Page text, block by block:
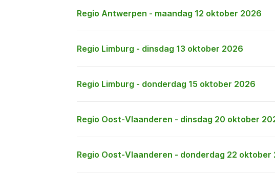
Regio Antwerpen - maandag 12 oktober 2026
Regio Limburg - dinsdag 13 oktober 2026
Regio Limburg - donderdag 15 oktober 2026
Regio Oost-Vlaanderen - dinsdag 20 oktober
Regio Oost-Vlaanderen - donderdag 22 oktober